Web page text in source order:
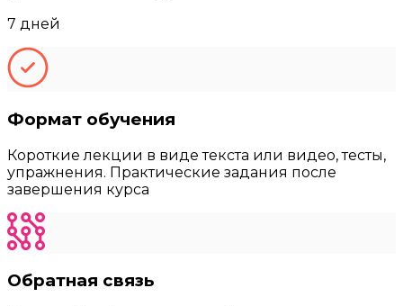
7 дней
Формат обучения
Короткие лекции в виде текста или видео, тесты,
упражнения. Практические задания после
завершения курса
Обратная связь